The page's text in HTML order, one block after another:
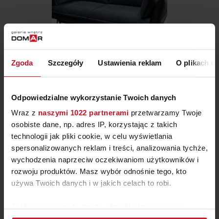
Zgoda Szczegóły Ustawienia reklam O plikach
Odpowiedzialne wykorzystanie Twoich danych
Wraz z naszymi 1022 partnerami przetwarzamy Twoje
osobiste dane, np. adres IP, korzystając z takich
technologii jak pliki cookie, w celu wyświetlania
spersonalizowanych reklam i treści, analizowania tychże,
wychodzenia naprzeciw oczekiwaniom użytkowników i
rozwoju produktów. Masz wybór odnośnie tego, kto
używa Twoich danych i w jakich celach to robi.
SOFA NAPOLI
ZAPYTAJ O CENĘ W SALONIE